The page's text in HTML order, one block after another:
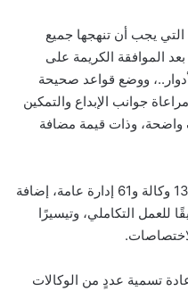
التي يجب أن تنهجها جميع
الموافقة الكريمة على
ووضع قواعد صحيحة
جوانب الإبداع والتمكين
واضحة، وذات قيمة مضافة
ويأتي الهيكل الجديد للوزارة متضمنًا 13 وكالة و61 إدارة عامة، إضافة
للعمل التكاملي، وتيسيرًا
تسمية عددٍ من الوكالات